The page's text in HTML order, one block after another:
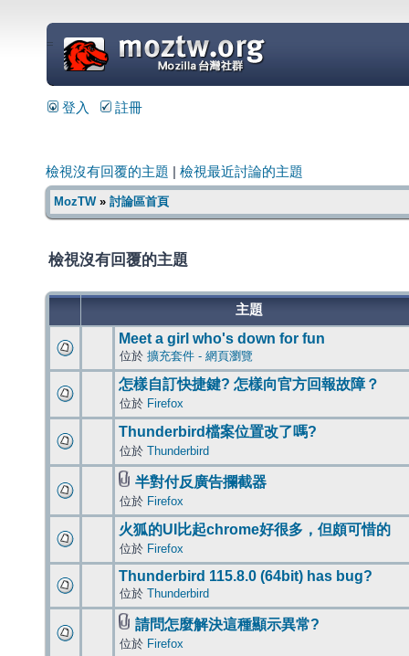
=
登入 註冊
檢視沒有回覆的主題 檢視最近討論的主題
MozTW» 討論區首頁
檢視沒有回覆的主題
主題
Meet a girl who's down for fun
位於 擴充套件 - 網頁瀏覽
怎樣自訂快捷鍵? 怎樣向官方回報故障？
位於 Firefox
Thunderbird檔案位置改了嗎?
位於 Thunderbird
半對付反廣告攔截器
位於 Firefox
火狐的UI比起chrome好很多，但頗可惜的
位於 Firefox
Thunderbird 115.8.0 (64bit) has bug?
位於 Thunderbird
請問怎麼解決這種顯示異常?
位於 Firefox